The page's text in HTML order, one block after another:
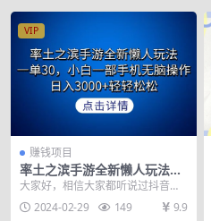
VIP
赚钱项目
率土之滨手游全新懒人玩法，
一单30，小白一部手机无脑操
作，日入3000+轻…
大家好，相信大家都听说过抖音游
戏发行人计划，但是一般做视频的
收益都低的离谱，今天...
2024-02-29 149 9.9